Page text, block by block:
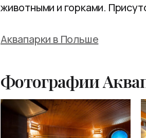
животными и горками.
Аквапарки в Польше
Фотографии